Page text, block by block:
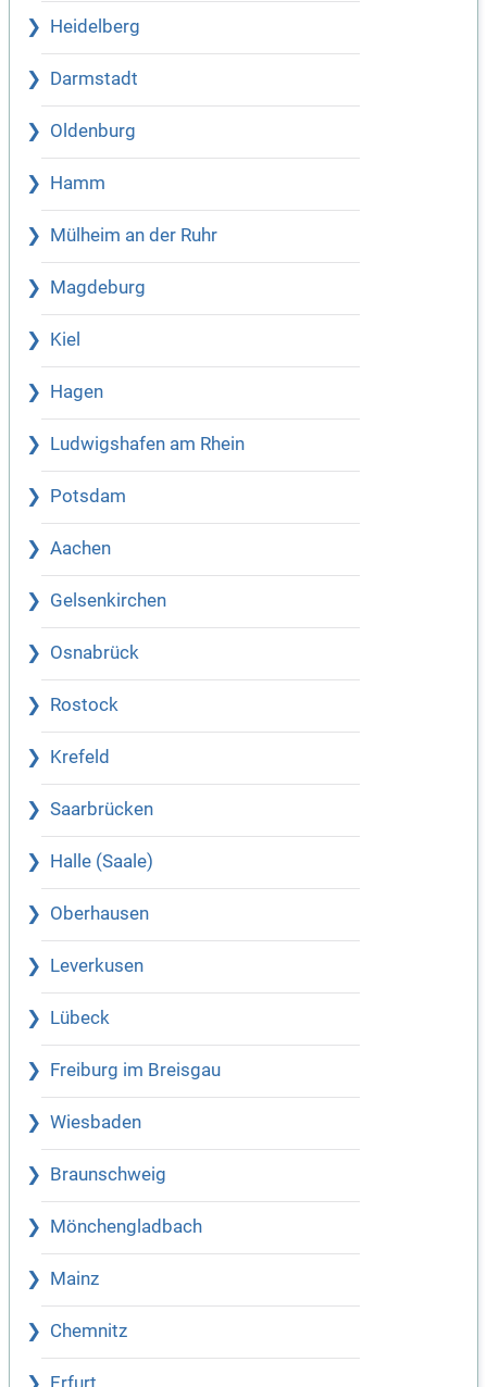
Heidelberg
Darmstadt
Oldenburg
Hamm
Mülheim an der Ruhr
Magdeburg
Kiel
Hagen
Ludwigshafen am Rhein
Potsdam
Aachen
Gelsenkirchen
Osnabrück
Rostock
Krefeld
Saarbrücken
Halle (Saale)
Oberhausen
Leverkusen
Lübeck
Freiburg im Breisgau
Wiesbaden
Braunschweig
Mönchengladbach
Mainz
Chemnitz